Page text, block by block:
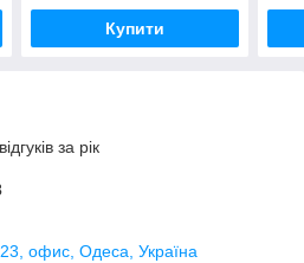
Купити
за рік
офис, Одеса, Україна